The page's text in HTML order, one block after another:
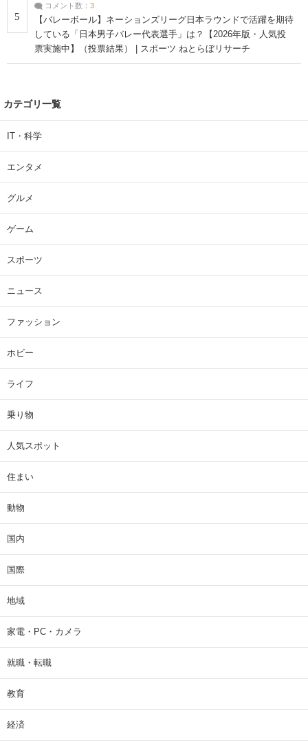
5
コメント数： 3
【バレーボール】ネーションズリーグ日本ラウンドで活躍を期待
している「日本男子バレー代表選手」は？【2026年版・人気投
票実施中】（投票結果） | スポーツ ねとらぼリサーチ
カテゴリ一覧
IT・科学
エンタメ
グルメ
ゲーム
スポーツ
ニュース
ファッション
ホビー
ライフ
乗り物
人気スポット
住まい
動物
国内
国際
地域
家電・PC・カメラ
就職・転職
教育
経済